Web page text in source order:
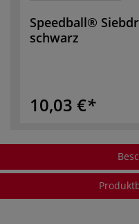
Speedball®
schwarz
10,03 €